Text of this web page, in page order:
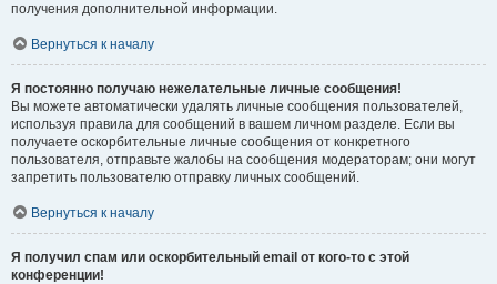
получения дополнительной информации.
Вернуться к началу
Я постоянно получаю нежелательные личные сообщения!
Вы можете автоматически удалять личные сообщения пользователей,
используя правила для сообщений в вашем личном разделе. Если вы
получаете оскорбительные личные сообщения от конкретного
пользователя, отправьте жалобы на сообщения модераторам; они могут
запретить пользователю отправку личных сообщений.
Вернуться к началу
Я получил спам или оскорбительный email от кого-то с этой
конференции!